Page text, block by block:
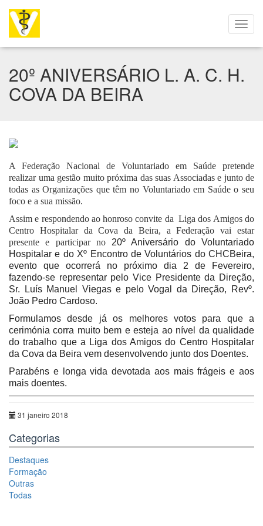
20º ANIVERSÁRIO L. A. C. H.
COVA DA BEIRA
A Federação Nacional de Voluntariado em Saúde pretende
realizar uma gestão muito próxima das suas Associadas e junto de
todas as Organizações que têm no Voluntariado em Saúde o seu
foco e a sua missão.
Assim e respondendo ao honroso convite da Liga dos Amigos do
Centro Hospitalar da Cova da Beira, a Federação vai estar
presente e participar no 20º Aniversário do Voluntariado
Hospitalar e do Xº Encontro de Voluntários do CHCBeira,
evento que ocorrerá no próximo dia 2 de Fevereiro,
fazendo-se representar pelo Vice Presidente da Direção,
Sr. Luís Manuel Viegas e pelo Vogal da Direção, Revº.
João Pedro Cardoso.
Formulamos desde já os melhores votos para que a
cerimónia corra muito bem e esteja ao nível da qualidade
do trabalho que a Liga dos Amigos do Centro Hospitalar
da Cova da Beira vem desenvolvendo junto dos Doentes.
Parabéns e longa vida devotada aos mais frágeis e aos
mais doentes.
31 janeiro 2018
Categorias
Destaques
Formação
Outras
Todas